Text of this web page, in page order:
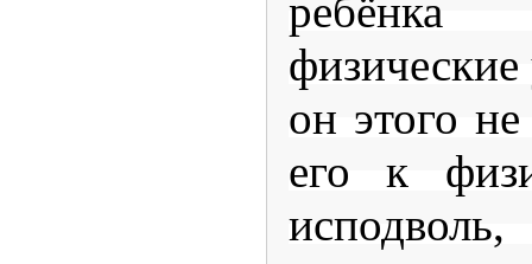
он этого
его к